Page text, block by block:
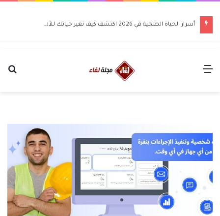
أسرار الحياة الصحية في 2026 اكتشف كيف تغير حياتك للأفضل
القائمة